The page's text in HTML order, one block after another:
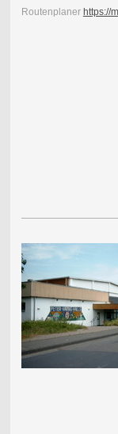
Routenplaner https://